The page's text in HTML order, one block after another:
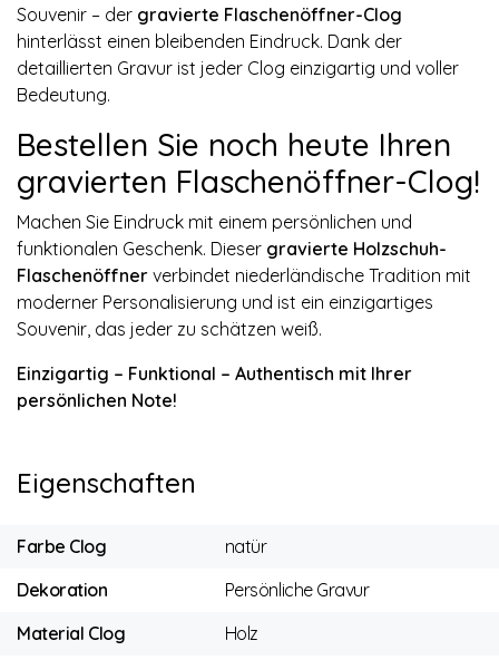
Souvenir – der gravierte Flaschenöffner-Clog
hinterlässt einen bleibenden Eindruck. Dank der
detaillierten Gravur ist jeder Clog einzigartig und voller
Bedeutung.
Bestellen Sie noch heute Ihren
gravierten Flaschenöffner-Clog!
Machen Sie Eindruck mit einem persönlichen und
funktionalen Geschenk. Dieser gravierte Holzschuh-
Flaschenöffner verbindet niederländische Tradition mit
moderner Personalisierung und ist ein einzigartiges
Souvenir, das jeder zu schätzen weiß.
Einzigartig – Funktional – Authentisch mit Ihrer
persönlichen Note!
Eigenschaften
Farbe Clog
natür
Dekoration
Persönliche Gravur
Material Clog
Holz